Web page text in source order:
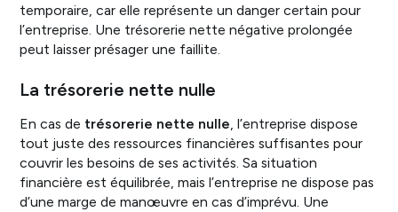
temporaire, car elle représente un danger certain pour
l’entreprise. Une trésorerie nette négative prolongée
peut laisser présager une faillite.
La trésorerie nette nulle
En cas de trésorerie nette nulle, l’entreprise dispose
tout juste des ressources financières suffisantes pour
couvrir les besoins de ses activités. Sa situation
financière est équilibrée, mais l’entreprise ne dispose pas
d’une marge de manœuvre en cas d’imprévu. Une